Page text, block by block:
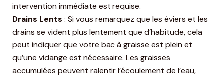
intervention immédiate est requise.
Drains Lents : Si vous remarquez que les éviers et les
drains se vident plus lentement que d’habitude, cela
peut indiquer que votre bac à graisse est plein et
qu’une vidange est nécessaire. Les graisses
accumulées peuvent ralentir l’écoulement de l’eau,